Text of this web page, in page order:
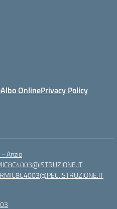
Albo OnlinePrivacy Policy
Anzio
RMIC8C4003@PEC.ISTRUZIONE.IT